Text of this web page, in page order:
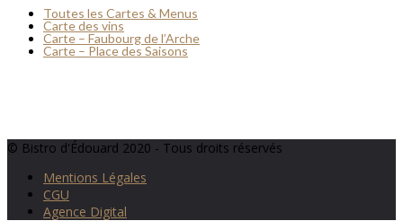
Toutes les Cartes & Menus
Carte des vins
Carte – Faubourg de l’Arche
Carte – Place des Saisons
© Bistro d'Édouard 2020 - Tous droits réservés
Mentions Légales
CGU
Agence Digital